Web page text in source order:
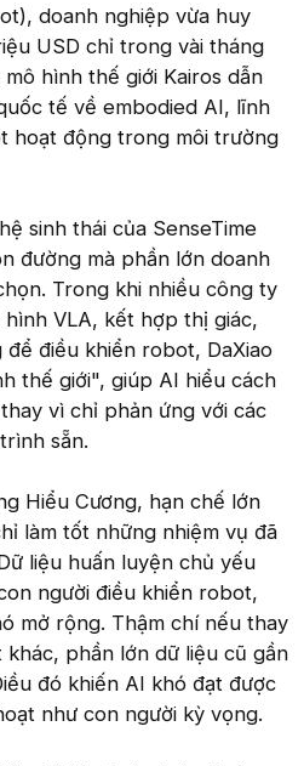
doanh nghiệp vừa huy
USD chỉ trong vài tháng
hình thế giới Kairos dẫn
tế về embodied AI, lĩnh
hoạt động trong môi trường
sinh thái của SenseTime
đường mà phần lớn doanh
Trong khi nhiều công ty
VLA, kết hợp thị giác,
điều khiển robot, DaXiao
thế giới", giúp AI hiểu cách
vì chỉ phản ứng với các
sẵn.
Hiểu Cương, hạn chế lớn
làm tốt những nhiệm vụ đã
liệu huấn luyện chủ yếu
người điều khiển robot,
mở rộng. Thậm chí nếu thay
phần lớn dữ liệu cũ gần
đó khiến AI khó đạt được
như con người kỳ vọng.